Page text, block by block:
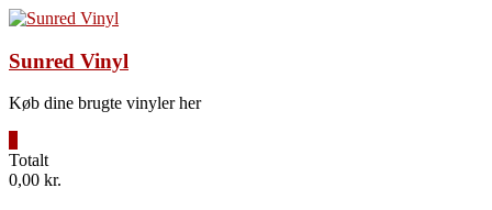
Videre
indhold
Sunred Vinyl
Køb dine brugte vinyler her
Totalt
0,00 kr.